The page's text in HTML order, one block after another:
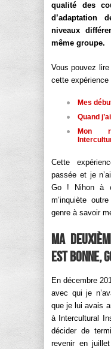
qualité des
d’adaptation
niveaux
même groupe.
Vous pouvez
cette expérience
Mes
Quand
Mon
Cette
passée et je
Go ! Nihon à
m’inquiète
genre à savoir
Ma
est bonne,
En décembre
avec qui je
que je lui avais
à Intercultural
décider de
revenir en